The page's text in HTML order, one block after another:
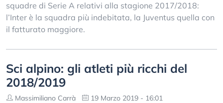
squadre di Serie A relativi alla stagione 2017/2018:
l’Inter è la squadra più indebitata, la Juventus quella con
il fatturato maggiore.
Sci alpino: gli atleti più ricchi del
2018/2019
Massimiliano Carrà 19 Marzo 2019 - 16:01